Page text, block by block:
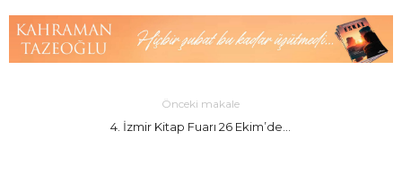
Önceki makale
4. İzmir Kitap Fuarı 26 Ekim’de…